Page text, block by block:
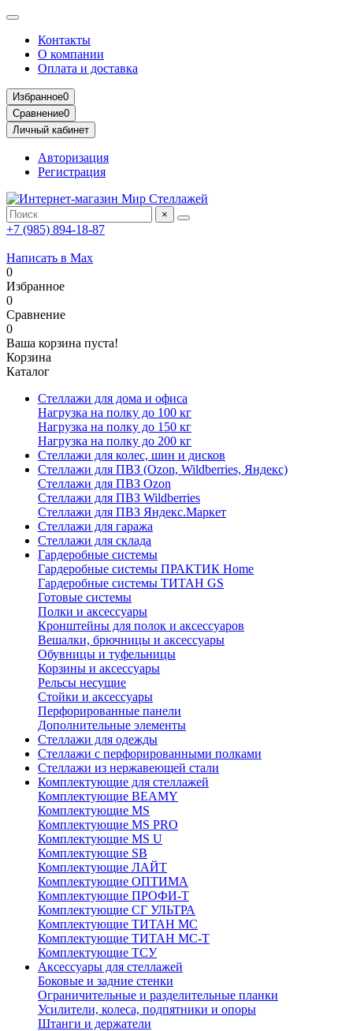
Контакты
О компании
Оплата и доставка
Избранное0
Сравнение0
Личный кабинет
Авторизация
Регистрация
×
+7 (985) 894-18-87
Написать в Max
0
Избранное
0
Сравнение
0
Ваша корзина пуста!
Корзина
Каталог
Стеллажи для дома и офиса
Нагрузка на полку до 100 кг
Нагрузка на полку до 150 кг
Нагрузка на полку до 200 кг
Стеллажи для колес, шин и дисков
Стеллажи для ПВЗ (Ozon, Wildberries, Яндекс)
Стеллажи для ПВЗ Ozon
Стеллажи для ПВЗ Wildberries
Стеллажи для ПВЗ Яндекс.Маркет
Стеллажи для гаража
Стеллажи для склада
Гардеробные системы
Гардеробные системы ПРАКТИК Home
Гардеробные системы ТИТАН GS
Готовые системы
Полки и аксессуары
Кронштейны для полок и аксессуаров
Вешалки, брючницы и аксессуары
Обувницы и туфельницы
Корзины и аксессуары
Рельсы несущие
Стойки и аксессуары
Перфорированные панели
Дополнительные элементы
Стеллажи для одежды
Стеллажи с перфорированными полками
Стеллажи из нержавеющей стали
Комплектующие для стеллажей
Комплектующие BEAMY
Комплектующие MS
Комплектующие MS PRO
Комплектующие MS U
Комплектующие SB
Комплектующие ЛАЙТ
Комплектующие ОПТИМА
Комплектующие ПРОФИ-Т
Комплектующие СГ УЛЬТРА
Комплектующие ТИТАН МС
Комплектующие ТИТАН МС-Т
Комплектующие ТСУ
Аксессуары для стеллажей
Боковые и задние стенки
Ограничительные и разделительные планки
Усилители, колеса, подпятники и опоры
Штанги и держатели